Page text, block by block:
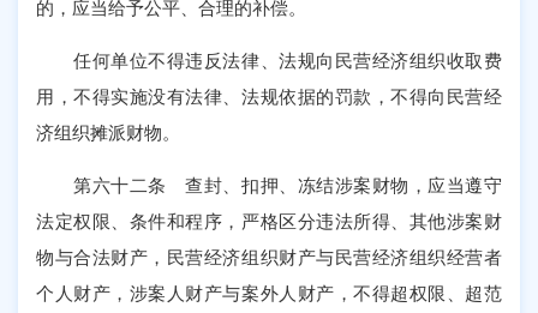
的，应当给予公平、合理的补偿。
任何单位不得违反法律、法规向民营经济组织收取费
用，不得实施没有法律、法规依据的罚款，不得向民营经
济组织摊派财物。
第六十二条 查封、扣押、冻结涉案财物，应当遵守
法定权限、条件和程序，严格区分违法所得、其他涉案财
物与合法财产，民营经济组织财产与民营经济组织经营者
个人财产，涉案人财产与案外人财产，不得超权限、超范